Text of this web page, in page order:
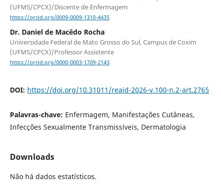
(UFMS/CPCX)/Discente de Enfermagem
https://orcid.org/0009-0009-1310-4435
Dr. Daniel de Macêdo Rocha
Universidade Federal de Mato Grosso do Sul, Campus de Coxim
(UFMS/CPCX)/Professor Assistente
https://orcid.org/0000-0003-1709-2143
DOI: https://doi.org/10.31011/reaid-2026-v.100-n.2-art.2765
Palavras-chave: Enfermagem, Manifestações Cutâneas,
Infecções Sexualmente Transmissíveis, Dermatologia
Downloads
Não há dados estatísticos.